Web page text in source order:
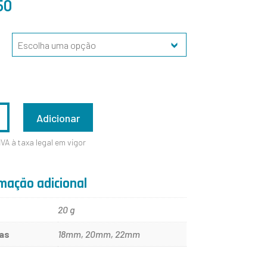
Adicionar
à taxa legal em vigor
adicional
20 g
18mm, 20mm, 22mm